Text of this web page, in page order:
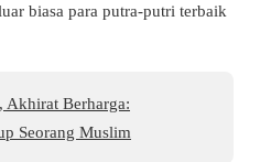
biasa para putra-putri terbaik
Berharga:
Seorang Muslim